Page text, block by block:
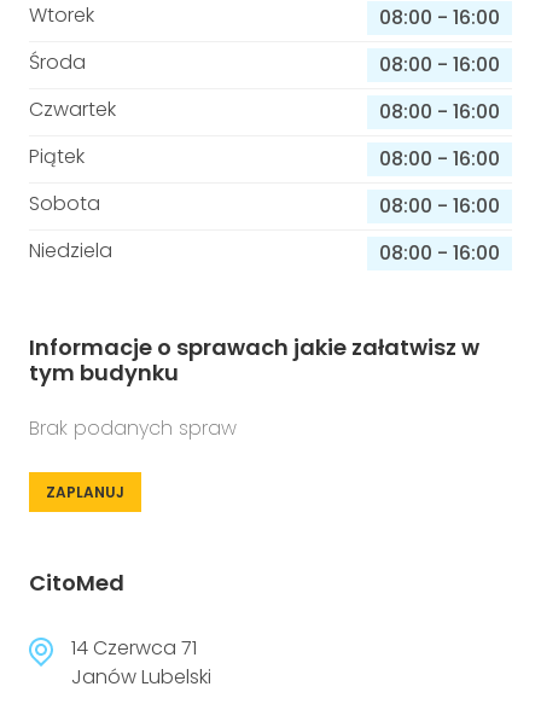
Wtorek
08:00 - 16:00
Środa
08:00 - 16:00
Czwartek
08:00 - 16:00
Piątek
08:00 - 16:00
Sobota
08:00 - 16:00
Niedziela
08:00 - 16:00
Informacje o sprawach jakie załatwisz w
tym budynku
Brak podanych spraw
ZAPLANUJ
CitoMed
14 Czerwca 71
Janów Lubelski